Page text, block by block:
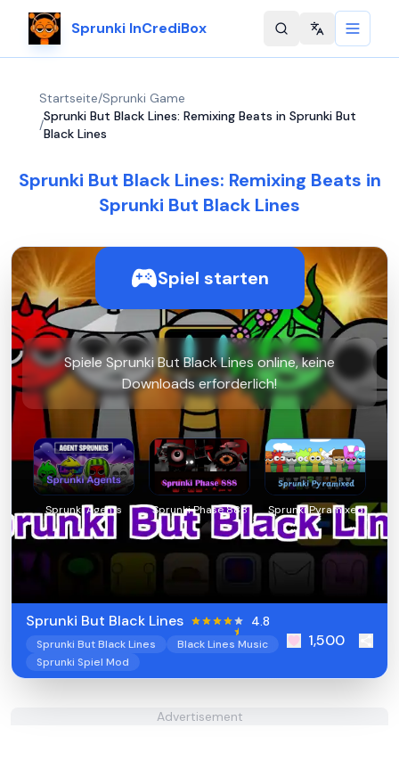
Sprunki InCrediBox Change
Startseite/Sprunki Game
/
Sprunki But Black Lines: Remixing Beats in Sprunki But
Black Lines
Sprunki But Black Lines: Remixing Beats in
Sprunki But Black Lines
Spiel starten
Spiele Sprunki But Black Lines online, keine
Downloads erforderlich!
Sprunki Agents Sprunki Phase 888 Sprunki Pyramixed
Sprunki But Black Lines 4.8
Sprunki But Black Lines
Black Lines Music
Sprunki Spiel Mod
1,500
Advertisement